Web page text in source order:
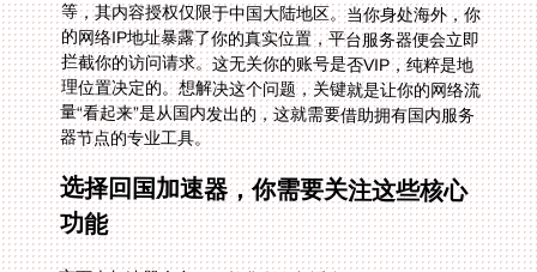
器节点的专业工具。
选择回国加速器，你需要关注这些核心
功能